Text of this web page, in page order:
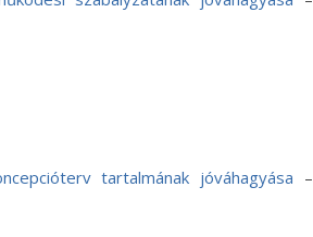
tartalmának jóváhagyása –